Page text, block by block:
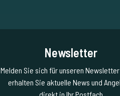
Newsletter
Melden Sie sich für unseren
erhalten Sie aktuelle News und